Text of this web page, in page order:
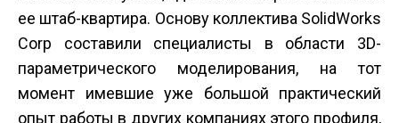
ее штаб-квартира. Основу коллектива SolidWorks
Corp составили специалисты в области 3D-
параметрического моделирования, на тот
момент имевшие уже большой практический
опыт работы в других компаниях этого профиля,